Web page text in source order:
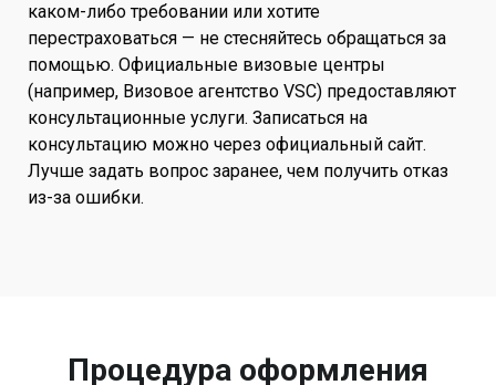
каком-либо требовании или хотите
перестраховаться — не стесняйтесь обращаться за
помощью. Официальные визовые центры
(например, Визовое агентство VSC) предоставляют
консультационные услуги. Записаться на
консультацию можно через официальный сайт.
Лучше задать вопрос заранее, чем получить отказ
из-за ошибки.
Процедура оформления